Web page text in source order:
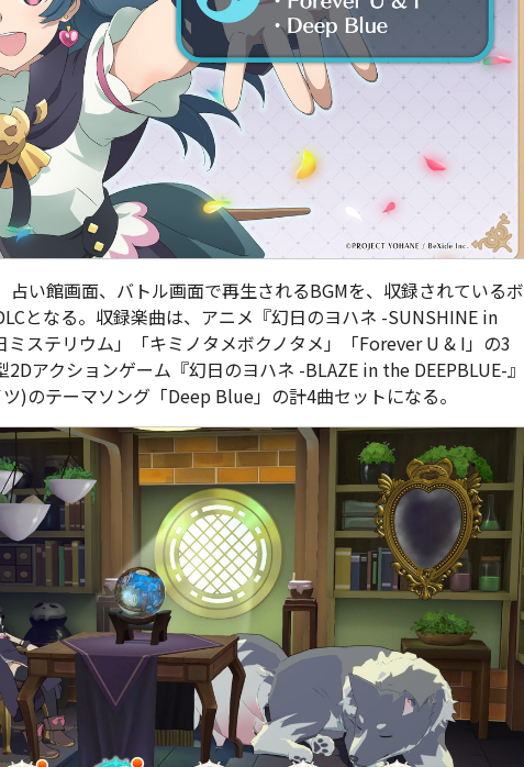
占い館画面、バトル画面で再生されるBGMを、収録されているボ
となる。収録楽曲は、アニメ『幻日のヨハネ -SUNSHINE in
ミステリウム」「キミノタメボクノタメ」「Forever U & I」の3
アクションゲーム『幻日のヨハネ -BLAZE in the DEEPBLUE-』
)のテーマソング「Deep Blue」の計4曲セットになる。